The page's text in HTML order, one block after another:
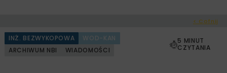
< Cofnij
INŻ. BEZWYKOPOWA
WOD-KAN
ARCHIWUM NBI
WIADOMOŚCI
5 MINUT
CZYTANIA